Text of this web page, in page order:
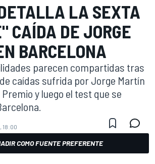
LA SEXTA
CAÍDA DE JORGE
BARCELONA
parecen compartidas tras
caídas sufrida por Jorge Martín
y luego el test que se
18:00
COMO FUENTE PREFERENTE